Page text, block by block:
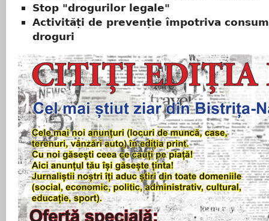
Stop "drogurilor legale"
Activități de prevenție împotriva
droguri